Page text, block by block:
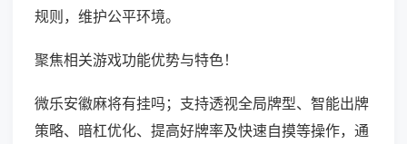
规则，维护公平环境。
聚焦相关游戏功能优势与特色！
微乐安徽麻将有挂吗；支持透视全局牌型、智能出牌
策略、暗杠优化、提高好牌率及快速自摸等操作，通